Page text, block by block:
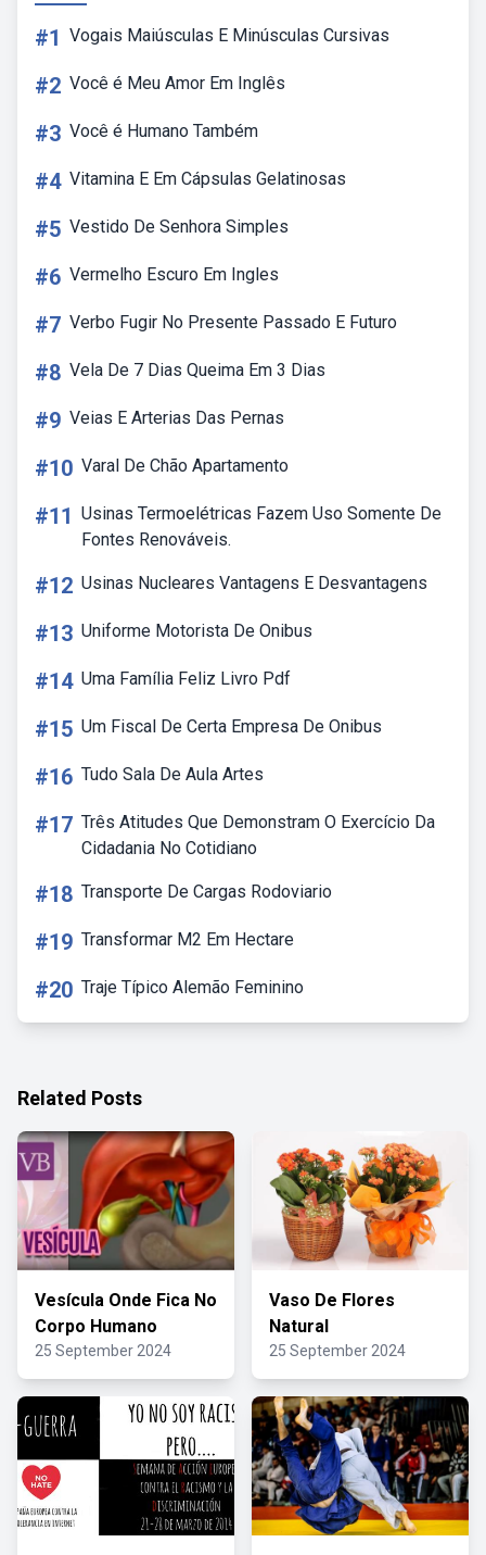
#1 Vogais Maiúsculas E Minúsculas Cursivas
#2 Você é Meu Amor Em Inglês
#3 Você é Humano Também
#4 Vitamina E Em Cápsulas Gelatinosas
#5 Vestido De Senhora Simples
#6 Vermelho Escuro Em Ingles
#7 Verbo Fugir No Presente Passado E Futuro
#8 Vela De 7 Dias Queima Em 3 Dias
#9 Veias E Arterias Das Pernas
#10 Varal De Chão Apartamento
#11 Usinas Termoelétricas Fazem Uso Somente De
Fontes Renováveis.
#12 Usinas Nucleares Vantagens E Desvantagens
#13 Uniforme Motorista De Onibus
#14 Uma Família Feliz Livro Pdf
#15 Um Fiscal De Certa Empresa De Onibus
#16 Tudo Sala De Aula Artes
#17 Três Atitudes Que Demonstram O Exercício Da
Cidadania No Cotidiano
#18 Transporte De Cargas Rodoviario
#19 Transformar M2 Em Hectare
#20 Traje Típico Alemão Feminino
Related Posts
Vesícula Onde Fica No
Corpo Humano
25 September 2024
Vaso De Flores
Natural
25 September 2024